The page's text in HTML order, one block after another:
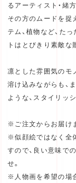
るアーティスト・緒
その方のムードを捉
テム、植物など、た
トはとびきり素敵な
凛とした雰囲気のモ
溶け込みながらも、
ような、スタイリッ
※ご注文からお届け
※似顔絵ではなく全
すので、良い意味で
せ。
※人物画を希望の場